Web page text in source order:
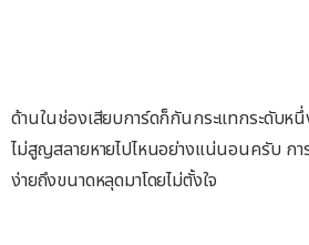
ด้านในช่องเสียบการ์ดก็กันกระแทกระดับห
ไม่สูญสลายหายไปไหนอย่างแน่นอนครับ กา
ง่ายถึงขนาดหลุดมาโดยไม่ตั้งใจ